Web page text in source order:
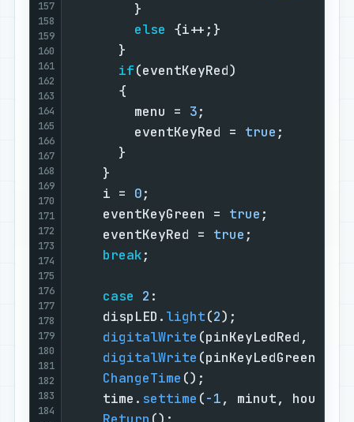
157
158
159
160
161
162
163
164
165
166
167
168
169
170
171
172
173
174
175
176
177
178
179
180
181
182
183
184
else
if
        menu =
3
        eventKeyRed =
true
    i =
0
    eventKeyGreen =
true
    eventKeyRed =
true
break
case 2
    dispLED.
light(2
digitalWrite (pinKeyLedRed,
digitalWrite (pinKeyLedGreen,
ChangeTime
    time.
settime (-1,